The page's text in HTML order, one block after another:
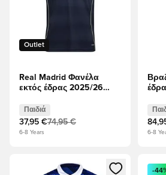
Outlet
Real Madrid Φανέλα
εκτός έδρας 2025/26
Παιδιά
37,95 €74,95 €
6-8 Years 6-8
Ανοίγει ένα Modal για να
-